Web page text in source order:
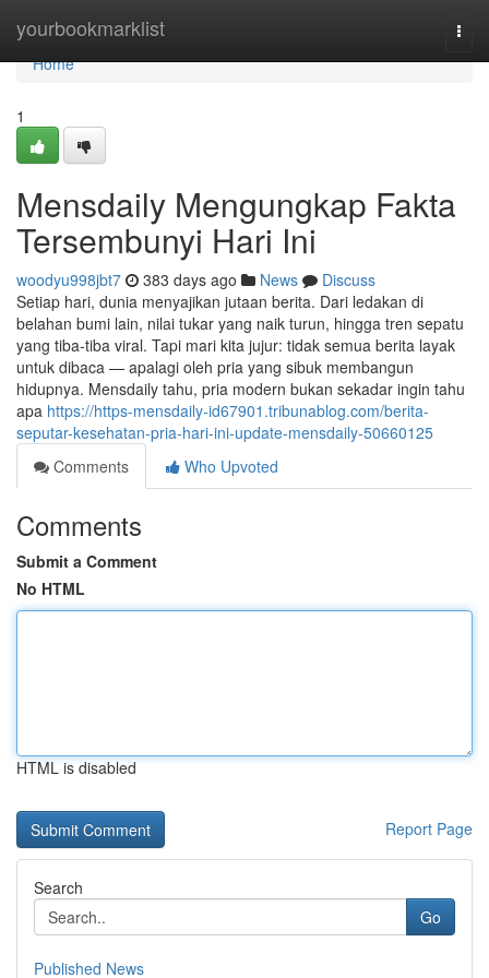
yourbookmarklist
Home
Home
1
Mensdaily Mengungkap Fakta
Tersembunyi Hari Ini
woodyu998jbt7 383 days ago News
Discuss
Setiap hari, dunia menyajikan jutaan berita. Dari ledakan di
belahan bumi lain, nilai tukar yang naik turun, hingga tren sepatu
yang tiba-tiba viral. Tapi mari kita jujur: tidak semua berita layak
untuk dibaca — apalagi oleh pria yang sibuk membangun
hidupnya. Mensdaily tahu, pria modern bukan sekadar ingin tahu
apa https://https-mensdaily-id67901.tribunablog.com/berita-
seputar-kesehatan-pria-hari-ini-update-mensdaily-50660125
Comments
Who Upvoted
Comments
Submit a Comment
No HTML
HTML is disabled
Report Page
Search
Go
Published News